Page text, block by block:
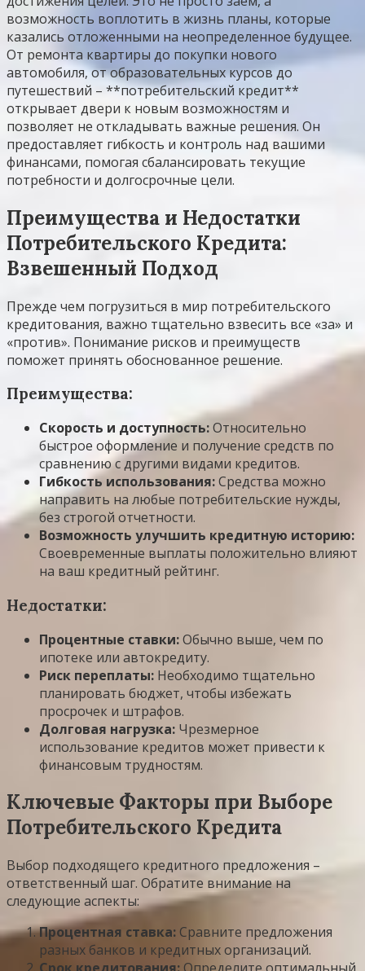
возможность воплотить в жизнь планы, которые
казались отложенными на неопределенное будущее.
От ремонта квартиры до покупки нового
автомобиля, от образовательных курсов до
путешествий – **потребительский кредит**
открывает двери к новым возможностям и
позволяет не откладывать важные решения. Он
предоставляет гибкость и контроль над вашими
финансами, помогая сбалансировать текущие
потребности и долгосрочные цели.
Преимущества и Недостатки
Потребительского Кредита:
Взвешенный Подход
Прежде чем погрузиться в мир потребительского
кредитования, важно тщательно взвесить все «за» и
«против». Понимание рисков и преимуществ
поможет принять обоснованное решение.
Преимущества:
Скорость и доступность:Относительно
быстрое оформление и получение средств по
сравнению с другими видами кредитов.
Гибкость использования:Средства можно
направить на любые потребительские нужды,
без строгой отчетности.
Возможность улучшить кредитную историю:
Своевременные выплаты положительно влияют
на ваш кредитный рейтинг.
Недостатки:
Процентные ставки:Обычно выше, чем по
ипотеке или автокредиту.
Риск переплаты: Необходимо тщательно
планировать бюджет, чтобы избежать
просрочек и штрафов.
Долговая нагрузка: Чрезмерное
использование кредитов может привести к
финансовым трудностям.
Ключевые Факторы при Выборе
Потребительского Кредита
Выбор подходящего кредитного предложения –
ответственный шаг. Обратите внимание на
следующие аспекты:
Процентная ставка: Сравните предложения
разных банков и кредитных организаций.